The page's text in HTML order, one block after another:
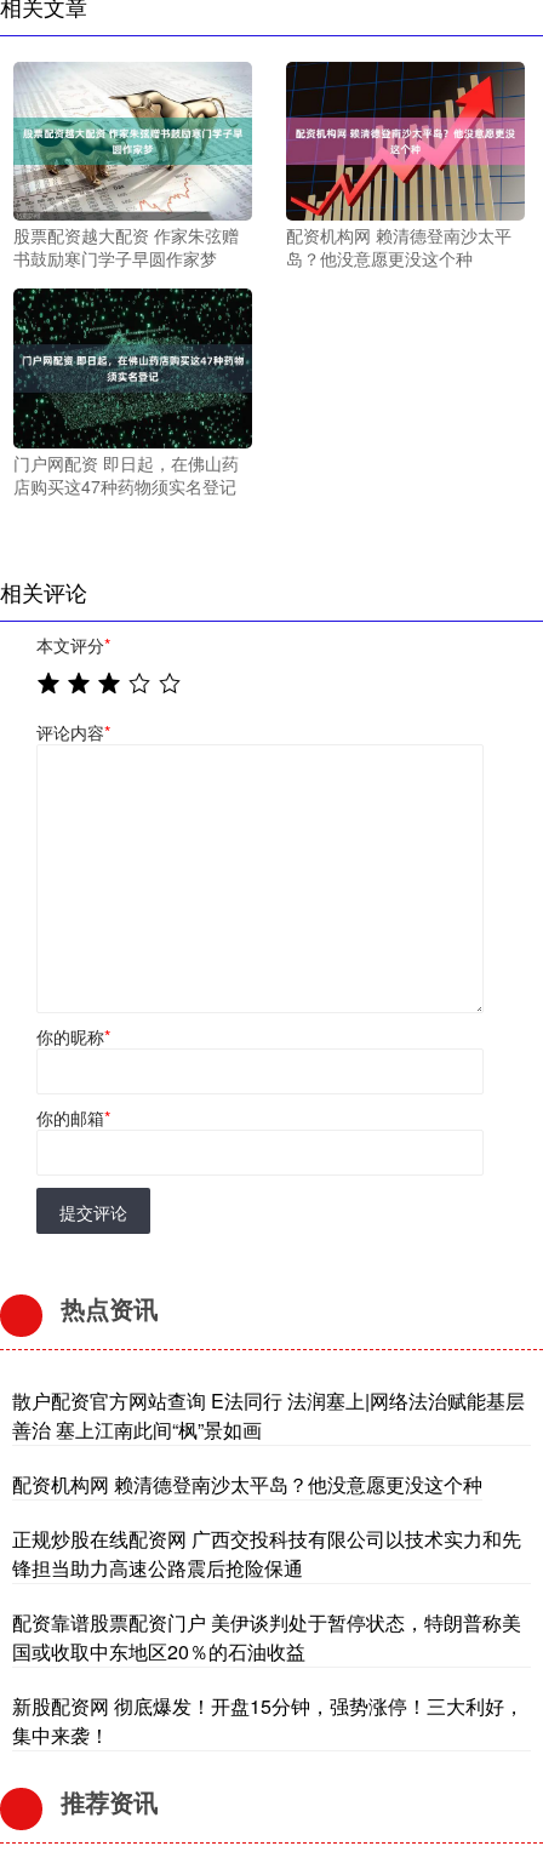
相关文章
股票配资越大配资 作家朱弦赠
书鼓励寒门学子早圆作家梦
配资机构网 赖清德登南沙太平
岛？他没意愿更没这个种
门户网配资 即日起，在佛山药
店购买这47种药物须实名登记
相关评论
本文评分*
评论内容*
你的昵称*
你的邮箱*
提交评论
热点资讯
散户配资官方网站查询 E法同行 法润塞上|网络法治赋能基层
善治 塞上江南此间“枫”景如画
配资机构网 赖清德登南沙太平岛？他没意愿更没这个种
正规炒股在线配资网 广西交投科技有限公司以技术实力和先
锋担当助力高速公路震后抢险保通
配资靠谱股票配资门户 美伊谈判处于暂停状态，特朗普称美
国或收取中东地区20％的石油收益
新股配资网 彻底爆发！开盘15分钟，强势涨停！三大利好，
集中来袭！
推荐资讯